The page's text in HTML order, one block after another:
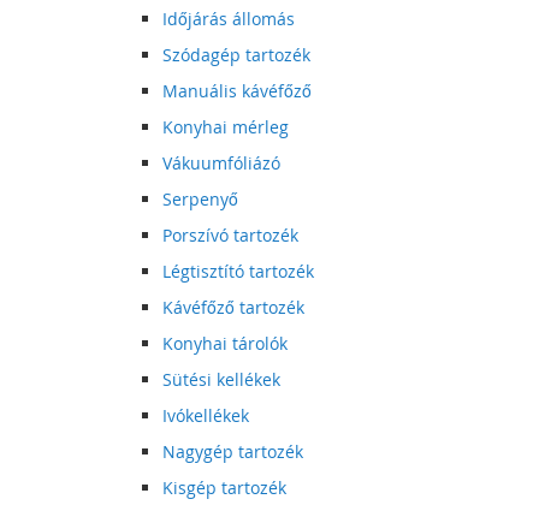
Időjárás állomás
Szódagép tartozék
Manuális kávéfőző
Konyhai mérleg
Vákuumfóliázó
Serpenyő
Porszívó tartozék
Légtisztító tartozék
Kávéfőző tartozék
Konyhai tárolók
Sütési kellékek
Ivókellékek
Nagygép tartozék
Kisgép tartozék